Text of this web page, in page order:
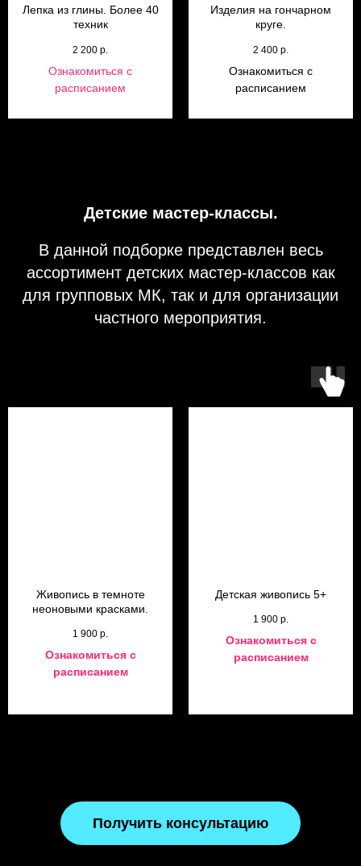
Лепка из глины. Более 40
техник
2 200 р.
Ознакомиться с
расписанием
Изделия на гончарном
круге.
2 400 р.
Ознакомиться с
расписанием
Детские мастер-классы.
В данной подборке представлен весь
ассортимент детских мастер-классов как
для групповых МК, так и для организации
частного мероприятия.
Живопись в темноте
неоновыми красками.
1 900 р.
Ознакомиться с
расписанием
Детская живопись 5+
1 900 р.
Ознакомиться с
расписанием
Получить консультацию